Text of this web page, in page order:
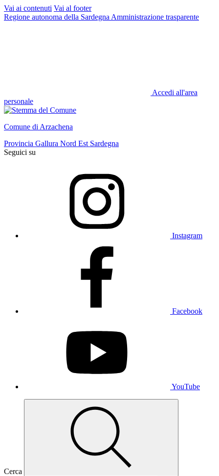
Vai ai contenuti Vai al footer
Regione autonoma della Sardegna Amministrazione trasparente
Accedi all'area
personale
Comune di Arzachena
Provincia Gallura Nord Est Sardegna
Seguici su
Instagram
Facebook
YouTube
Cerca